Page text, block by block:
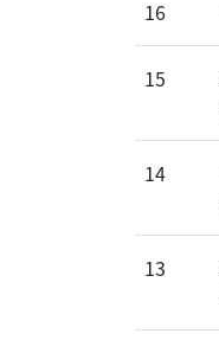
16
15
14
13